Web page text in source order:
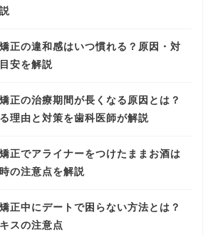
正の違和感はいつ慣れる？原因・対
安を解説
正の治療期間が長くなる原因とは？
理由と対策を歯科医師が解説
正でアライナーをつけたままお酒は
の注意点を解説
正中にデートで困らない方法とは？
スの注意点